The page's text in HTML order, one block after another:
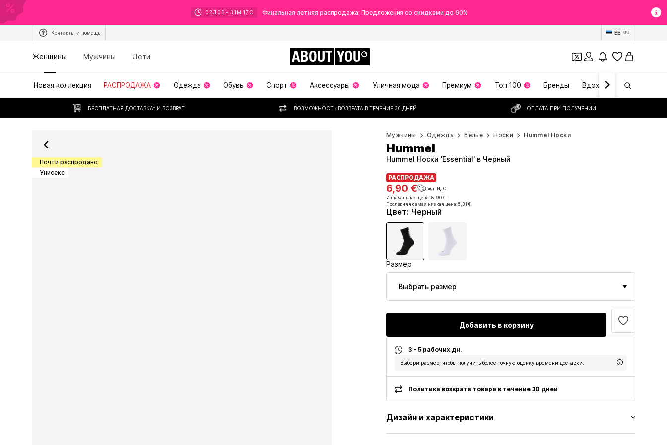
02 Д 08 Ч 31 М 16 С Финальная летняя распродажа: Предложения со скидками до 60%
Контакты и помощь EE RU
Женщины Мужчины Дети ABOUT YOU
Новая коллекция РАСПРОДАЖА Одежда Обувь Спорт Аксессуары Уличная мода Премиум Топ 100 Бренды Вдохновение
БЕСПЛАТНАЯ ДОСТАВКА* И ВОЗВРАТ ВОЗМОЖНОСТЬ ВОЗВРАТА В ТЕЧЕНИЕ 30 ДНЕЙ ОПЛАТА ПРИ ПОЛУЧЕНИИ
Почти распродано
Унисекс
Мужчины Одежда Белье Носки Hummel Носки
РАСПРОДАЖА
6,90 €
вкл. НДС
Изначальная цена: 8,90 €
Последняя самая низкая цена:5,31 €
РАСПРОДАЖА
6,90 €
вкл. НДС
Изначальная цена: 8,90 €
Последняя самая низкая цена:
Hummel Носки 'Essential' в Черный
Hummel
Цвет: Черный
Размер
Выбрать размер
Добавить в корзину
3 - 5 рабочих дн.
Выбери размер, чтобы получить более точную оценку времени доставки.
Политика возврата товара в течение 30 дней
Дизайн и характеристики